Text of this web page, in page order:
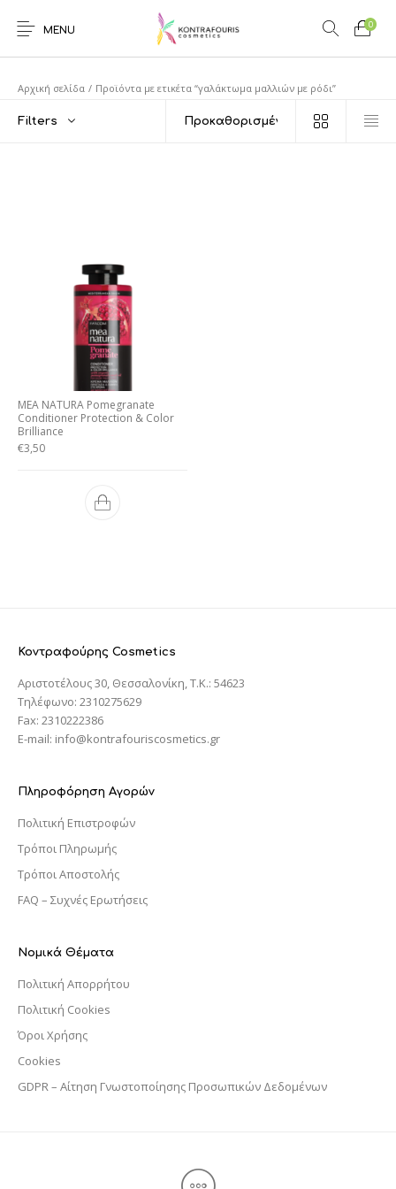
MENU
0
Αρχική σελίδα / Προϊόντα με ετικέτα “γαλάκτωμα μαλλιών με ρόδι”
Filters
MEA NATURA Pomegranate
Conditioner Protection & Color
Brilliance
€3,50
Κοντραφούρης Cosmetics
Αριστοτέλους 30, Θεσσαλονίκη, T.K.: 54623
Τηλέφωνο: 2310275629
Fax: 2310222386
E-mail: info@kontrafouriscosmetics.gr
Πληροφόρηση Αγορών
Πολιτική Επιστροφών
Τρόποι Πληρωμής
Τρόποι Αποστολής
FAQ – Συχνές Ερωτήσεις
Νομικά Θέματα
Πολιτική Απορρήτου
Πολιτική Cookies
Όροι Χρήσης
Cookies
GDPR – Αίτηση Γνωστοποίησης Προσωπικών Δεδομένων